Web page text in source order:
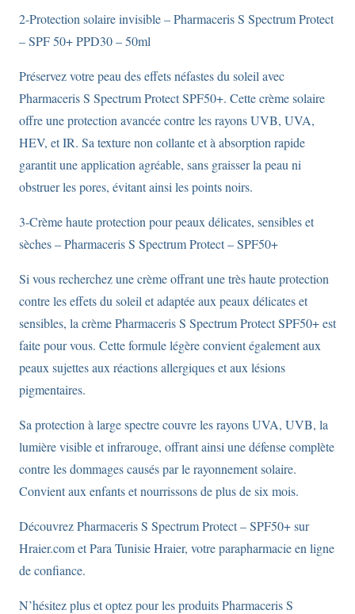
2-Protection solaire invisible – Pharmaceris S Spectrum Protect
– SPF 50+ PPD30 – 50ml
Préservez votre peau des effets néfastes du soleil avec
Pharmaceris S Spectrum Protect SPF50+. Cette crème solaire
offre une protection avancée contre les rayons UVB, UVA,
HEV, et IR. Sa texture non collante et à absorption rapide
garantit une application agréable, sans graisser la peau ni
obstruer les pores, évitant ainsi les points noirs.
3-Crème haute protection pour peaux délicates, sensibles et
sèches – Pharmaceris S Spectrum Protect – SPF50+
Si vous recherchez une crème offrant une très haute protection
contre les effets du soleil et adaptée aux peaux délicates et
sensibles, la crème Pharmaceris S Spectrum Protect SPF50+ est
faite pour vous. Cette formule légère convient également aux
peaux sujettes aux réactions allergiques et aux lésions
pigmentaires.
Sa protection à large spectre couvre les rayons UVA, UVB, la
lumière visible et infrarouge, offrant ainsi une défense complète
contre les dommages causés par le rayonnement solaire.
Convient aux enfants et nourrissons de plus de six mois.
Découvrez Pharmaceris S Spectrum Protect – SPF50+ sur
Hraier.com et Para Tunisie Hraier, votre parapharmacie en ligne
de confiance.
N’hésitez plus et optez pour les produits Pharmaceris S